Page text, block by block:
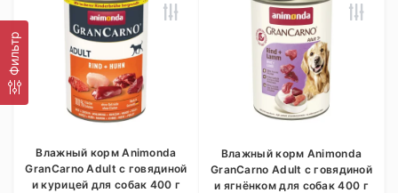
Фильтр
Влажный корм Animonda
GranCarno Adult с говядиной
и курицей для собак 400 г
Влажный корм Animonda
GranCarno Adult с говядиной
и ягнёнком для собак 400 г